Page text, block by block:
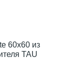
60x60 из
TAU